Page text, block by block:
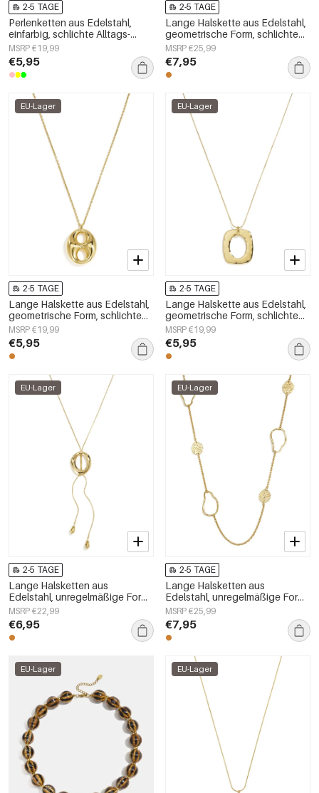
2-5 TAGE
Perlenketten aus Edelstahl,
einfarbig, schlichte Alltags-
Serie, Damenschmuck
MSRP €19,99
€5,95
2-5 TAGE
Lange Halskette aus Edelstahl,
geometrische Form, schlichte
Alltags-Serie, Damenschmuck
MSRP €25,99
€7,95
EU-Lager
2-5 TAGE
Lange Halskette aus Edelstahl,
geometrische Form, schlichte
Alltags-Serie, Damenschmuck
MSRP €19,99
€5,95
EU-Lager
2-5 TAGE
Lange Halskette aus Edelstahl,
geometrische Form, schlichte
Alltags-Serie, Damenschmuck
MSRP €19,99
€5,95
EU-Lager
2-5 TAGE
Lange Halsketten aus
Edelstahl, unregelmäßige Form,
schlichte Alltags-Serie,
Damenschmuck
MSRP €22,99
€6,95
EU-Lager
2-5 TAGE
Lange Halsketten aus
Edelstahl, unregelmäßige Form,
schlichte Alltags-Serie,
Damenschmuck
MSRP €25,99
€7,95
EU-Lager EU-Lager